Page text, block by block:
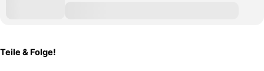
Teile & Folge!